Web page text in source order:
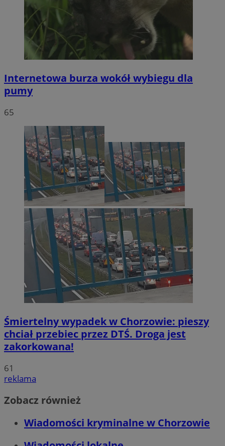
Internetowa burza wokół wybiegu dla
pumy
65
Śmiertelny wypadek w Chorzowie: pieszy
chciał przebiec przez DTŚ. Droga jest
zakorkowana!
61
reklama
Zobacz również
Wiadomości kryminalne w Chorzowie